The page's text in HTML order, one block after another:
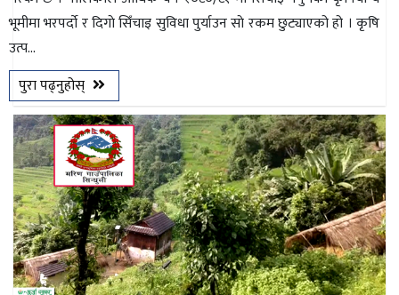
भूमीमा भरपर्दाे र दिगाे सिँचाइ सुविधा पुर्याउन साे रकम छुट्याएको हो । कृषि
उत्प...
पुरा पढ्नुहोस्